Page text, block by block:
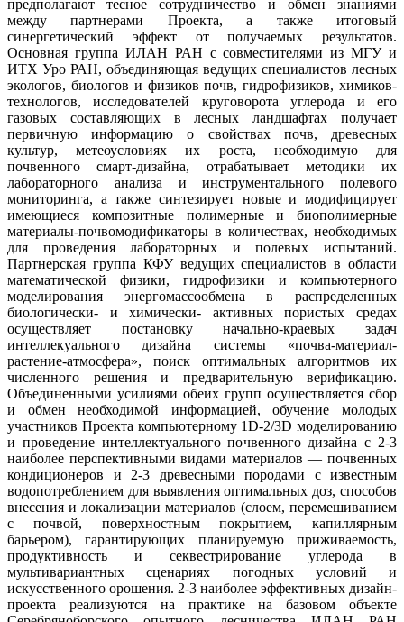
предполагают тесное сотрудничество и обмен знаниями
между партнерами Проекта, а также итоговый
синергетический эффект от получаемых результатов.
Основная группа ИЛАН РАН с совместителями из МГУ и
ИТХ Уро РАН, объединяющая ведущих специалистов лесных
экологов, биологов и физиков почв, гидрофизиков, химиков-
технологов, исследователей круговорота углерода и его
газовых составляющих в лесных ландшафтах получает
первичную информацию о свойствах почв, древесных
культур, метеоусловиях их роста, необходимую для
почвенного смарт-дизайна, отрабатывает методики их
лабораторного анализа и инструментального полевого
мониторинга, а также синтезирует новые и модифицирует
имеющиеся композитные полимерные и биополимерные
материалы-почвомодификаторы в количествах, необходимых
для проведения лабораторных и полевых испытаний.
Партнерская группа КФУ ведущих специалистов в области
математической физики, гидрофизики и компьютерного
моделирования энергомассообмена в распределенных
биологически- и химически- активных пористых средах
осуществляет постановку начально-краевых задач
интеллекуального дизайна системы «почва-материал-
растение-атмосфера», поиск оптимальных алгоритмов их
численного решения и предварительную верификацию.
Объединенными усилиями обеих групп осуществляется сбор
и обмен необходимой информацией, обучение молодых
участников Проекта компьютерному 1D-2/3D моделированию
и проведение интеллектуального почвенного дизайна с 2-3
наиболее перспективными видами материалов — почвенных
кондиционеров и 2-3 древесными породами с известным
водопотреблением для выявления оптимальных доз, способов
внесения и локализации материалов (слоем, перемешиванием
с почвой, поверхностным покрытием, капиллярным
барьером), гарантирующих планируемую приживаемость,
продуктивность и секвестрирование углерода в
мультивариантных сценариях погодных условий и
искусственного орошения. 2-3 наиболее эффективных дизайн-
проекта реализуются на практике на базовом объекте